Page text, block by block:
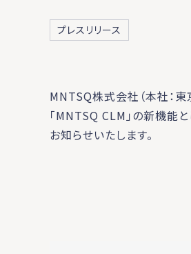
プレスリリース
MNTSQ株式会社（本社：東
「MNTSQ CLM」の新機能
お知らせいたします。